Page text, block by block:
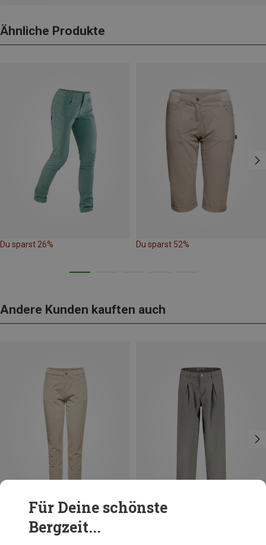
Ähnliche Produkte
Du sparst 26% Du sparst 52%
Andere Kunden kauften auch
Du sparst 41%
Für Deine schönste
Bergzeit...